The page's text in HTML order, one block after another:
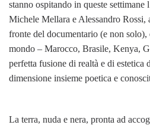
stanno ospitando in queste
Michele Mellara e Alessandro Rossi,
fronte del documentario (e non
mondo – Marocco, Brasile, Kenya,
perfetta fusione di realtà e di estetica
dimensione insieme poetica e
La terra, nuda e nera, pronta ad